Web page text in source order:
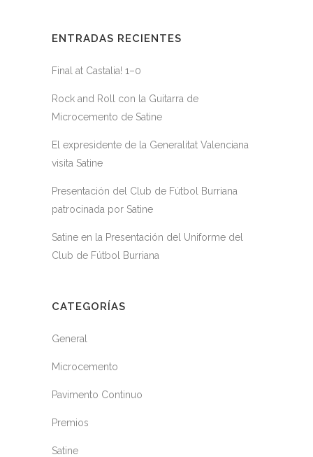
ENTRADAS RECIENTES
Final at Castalia! 1–0
Rock and Roll con la Guitarra de
Microcemento de Satine
El expresidente de la Generalitat Valenciana
visita Satine
Presentación del Club de Fútbol Burriana
patrocinada por Satine
Satine en la Presentación del Uniforme del
Club de Fútbol Burriana
CATEGORÍAS
General
Microcemento
Pavimento Continuo
Premios
Satine